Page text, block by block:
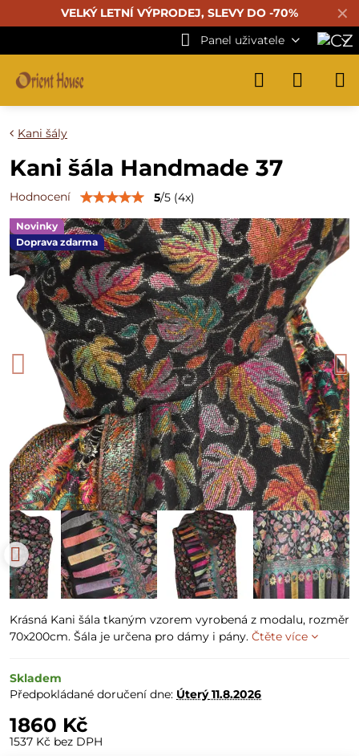
✕
VELKÝ LETNÍ VÝPRODEJ, SLEVY DO -70%
Panel uživatele
Novinky
Doprava zdarma
Kani šály
Kani šála Handmade 37
Hodnocení 5/5 (4x)
Krásná Kani šála tkaným vzorem vyrobená z modalu, rozměr
70x200cm. Šála je určena pro dámy i pány. Čtěte více
Skladem
Předpokládané doručení dne: Úterý11.8.2026
1860 Kč
1537 Kč bez DPH